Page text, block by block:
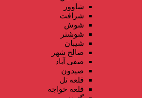
شاوور
شرافت
شوش
شوشتر
شیبان
صالح شهر
صفی آباد
صیدون
قلعه تل
قلعه خواجه